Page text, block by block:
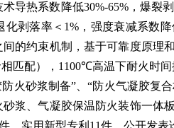
导热系数降低30%-65%，爆裂
化剥落率＜ 1% ，强度衰减系数
的约束机制，基于可靠度原
匹配）， 1100℃高温下耐火时间
火砂浆制备”、“防火气凝胶复
浆、气凝胶保温防火装饰一